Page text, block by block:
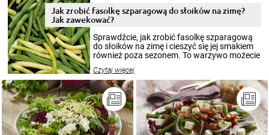
pełni poczuć atmosferę cieplejszych
miesięcy. Przygotowanie słoików ze
patenty, które pozwolą zachować świeżość
przetworów.
Jak zrobić fasolkę szparagową do słoików na zimę?
Jak zawekować?
Sprawdźcie, jak zrobić fasolkę szparagową
do słoików na zimę i cieszyć się jej smakiem
również poza sezonem. To warzywo możecie
nasze propozycje!
Czytaj więcej